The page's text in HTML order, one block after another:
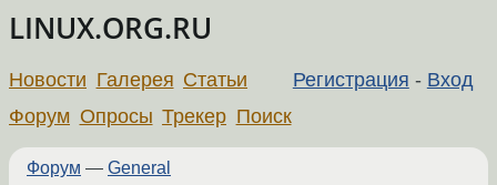
LINUX.ORG.RU
Регистрация - Вход
Новости Галерея Статьи
Форум Опросы Трекер Поиск
Форум — General